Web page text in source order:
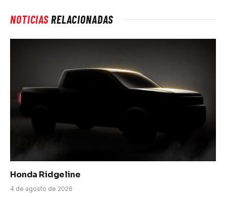
NOTICIASRELACIONADAS
Honda Ridgeline
4 de agosto de 2026